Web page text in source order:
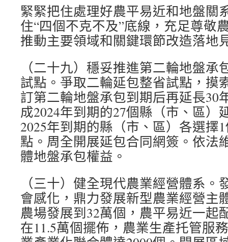
緊緊把住處理好農平易近和地盤關
住“四個不克不及”底線，充足尊敬
推動主要領域和關鍵環節改造落地
（二十九）穩妥推進第二輪地盤承
試點。爭取二輪延包整省試點，摸
訂第二輪地盤承包到期后再延長30
成2024年到期的27個縣（市、區）
2025年到期的縣（市、區）各選擇
點。周全開展延包合同網簽。依法
體地盤承包權益。
（三十）健全現代農業經營體系。
會感化，鼎力發展新型農業經營主
農場發展到32萬個，農平易近一起
在11.5萬個擺佈，農業生產托管服